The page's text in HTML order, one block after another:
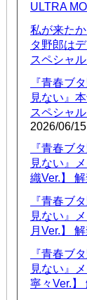
ULTRA
私が来た
タ野郎は
スペシャ
『青春ブ
見ない』
スペシャ
2026/06/15
『青春ブ
見ない』
織Ver.】
『青春ブ
見ない』
月Ver.】
『青春ブ
見ない』
寧々Ver.】